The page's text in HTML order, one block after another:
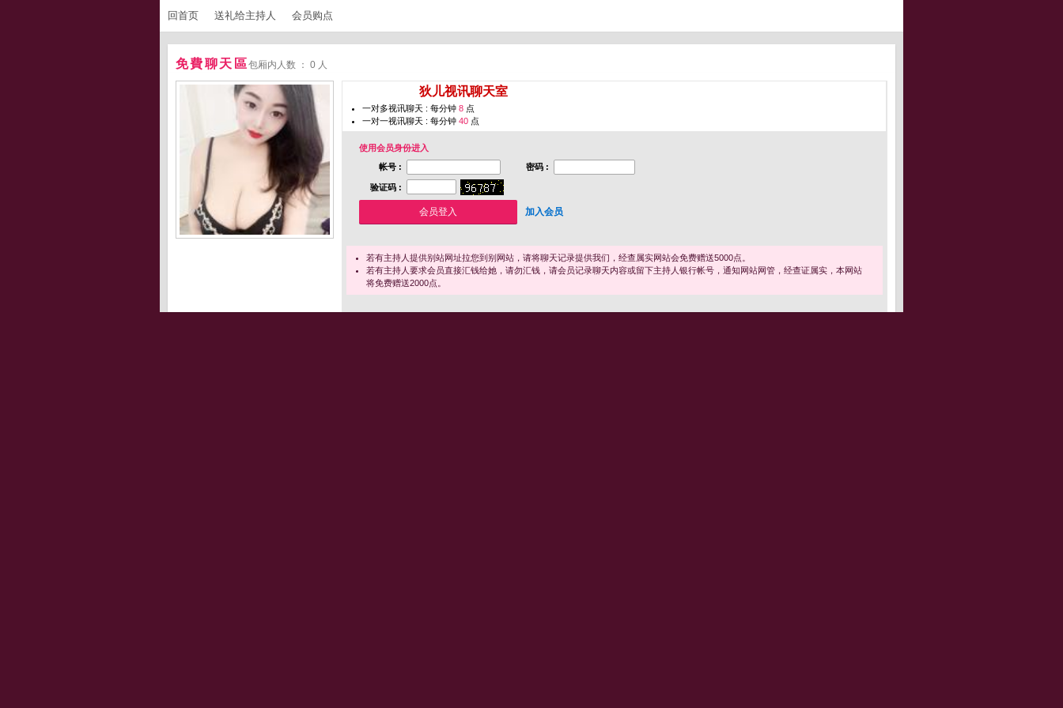
回首页 送礼给主持人 会员购点
免費聊天區包厢内人数 ： 0 人
狄儿视讯聊天室
一对多视讯聊天 : 每分钟 8 点
一对一视讯聊天 : 每分钟 40 点
使用会员身份进入
帐号 :
密码 :
验证码 :
加入会员
若有主持人提供别站网址拉您到别网站，请将聊天记录提供我们，经查属实网站会免费赠送5000点。
若有主持人要求会员直接汇钱给她，请勿汇钱，请会员记录聊天内容或留下主持人银行帐号，通知网站网管，经查证属实，本网站
将免费赠送2000点。